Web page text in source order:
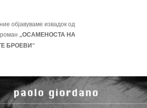
објавуваме извадок од
„ОСАМЕНОСТА НА
БРОЕВИ“